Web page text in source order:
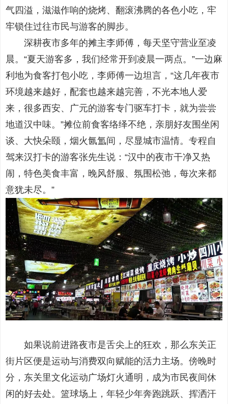
气四溢，滋滋作响的烧烤、翻滚沸腾的各色小吃，牢
牢锁住过往市民与游客的脚步。
深耕夜市多年的摊主李师傅，每天坚守营业至凌
晨。“夏天游客多，我们经常开到凌晨一两点。”一边麻
利地为食客打包小吃，李师傅一边坦言，“这几年夜市
环境越来越好，配套也越来越完善，不光本地人爱
来，很多西安、广元的游客专门驱车打卡，就为尝尝
地道汉中味。”摊位前食客络绎不绝，亲朋好友围坐闲
谈、大快朵颐，烟火氤氲间，尽显城市温情。专程自
驾来汉打卡的游客张先生说：“汉中的夜市干净又热
闹，特色美食丰富，晚风舒服、氛围松弛，每次来都
意犹未尽。”
如果说前进路夜市是舌尖上的狂欢，那么东关正
街片区便是运动与消费双向赋能的活力主场。傍晚时
分，东关里文化运动广场灯火通明，成为市民夜间休
闲的好去处。篮球场上，年轻少年奔跑跳跃、挥洒汗